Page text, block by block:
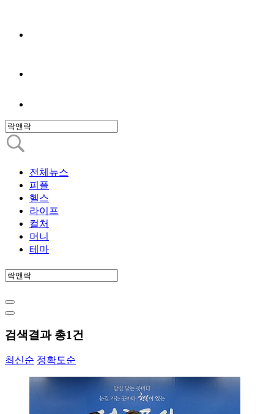
전체뉴스
피플
헬스
라이프
컬처
머니
테마
검색결과 총1건
최신순 정확도순